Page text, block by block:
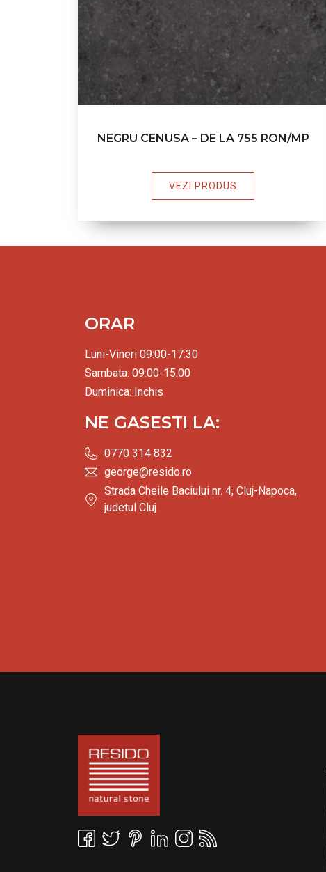
NEGRU CENUSA – DE LA 755 RON/MP
VEZI PRODUS
ORAR
Luni-Vineri 09:00-17:30
Sambata: 09:00-15:00
Duminica: Inchis
NE GASESTI LA:
0770 314 832
george@resido.ro
Strada Cheile Baciului nr. 4, Cluj-Napoca,
judetul Cluj